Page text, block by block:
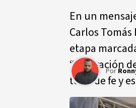
En un
Carlos
etapa
“reparación
tono de fe y
Por